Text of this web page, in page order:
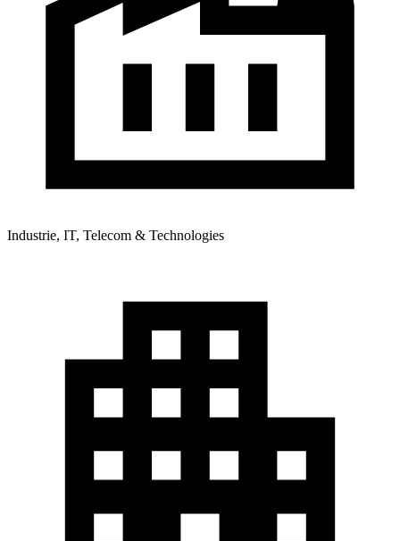
Industrie, IT, Telecom & Technologies